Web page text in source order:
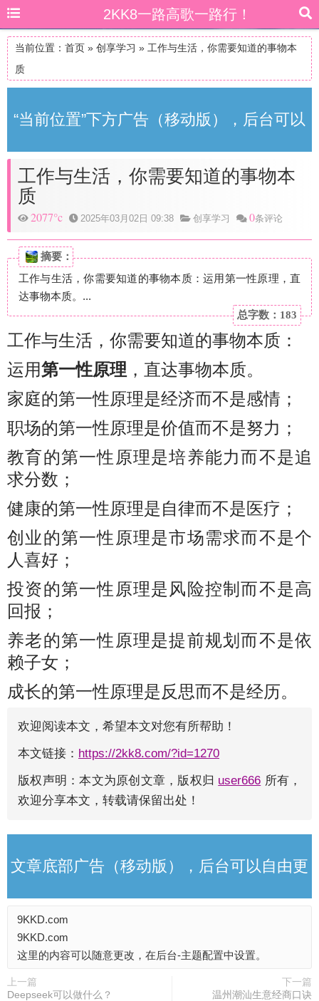
2KK8一路高歌一路行！
当前位置： 首页 » 创享学习 » 工作与生活，你需要知道的事物本
质
“当前位置”下方广告（移动版），后台可以
自由更改
工作与生活，你需要知道的事物本
质
2077°c 2025年03月02日 09:38 创享学习 0条评论
摘要：
工作与生活，你需要知道的事物本质：运用第一性原理，直
达事物本质。...
总字数：183
工作与生活，你需要知道的事物本质：
运用第一性原理 ，直达事物本质。
家庭的第一性原理是经济而不是感情；
职场的第一性原理是价值而不是努力；
教育的第一性原理是培养能力而不是追
求分数；
健康的第一性原理是自律而不是医疗；
创业的第一性原理是市场需求而不是个
人喜好；
投资的第一性原理是风险控制而不是高
回报；
养老的第一性原理是提前规划而不是依
赖子女；
成长的第一性原理是反思而不是经历。
欢迎阅读本文，希望本文对您有所帮助！
本文链接： https://2kk8.com/?id=1270
版权声明：本文为原创文章，版权归 user666 所有，
欢迎分享本文，转载请保留出处！
文章底部广告（移动版），后台可以自由更
9KKD.com
9KKD.com
这里的内容可以随意更改，在后台-主题配置中设置。
上一篇
Deepseek可以做什么？
下一篇
温州潮汕生意经商口诀